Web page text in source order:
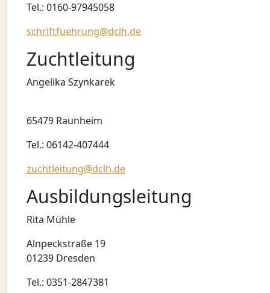
Tel.: 0160-97945058
schriftfuehrung@dclh.de
Zuchtleitung
Angelika Szynkarek
65479 Raunheim
Tel.: 06142-407444
zuchtleitung@dclh.de
Ausbildungsleitung
Rita Mühle
Alnpeckstraße 19
01239 Dresden
Tel.: 0351-2847381